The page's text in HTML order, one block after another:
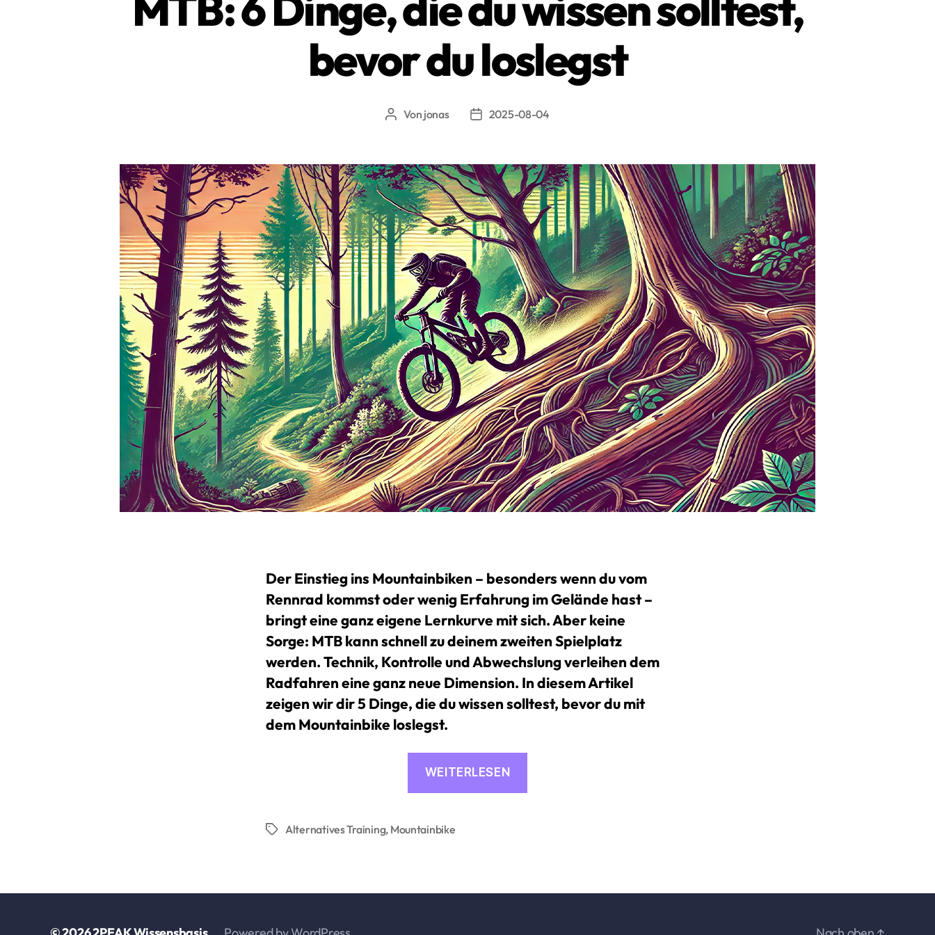
bevor du loslegst
Beitragsautor
Von jonas Beitragsdatum
2025-08-04
Der Einstieg ins Mountainbiken – besonders wenn du vom
Rennrad kommst oder wenig Erfahrung im Gelände hast –
bringt eine ganz eigene Lernkurve mit sich. Aber keine
Sorge: MTB kann schnell zu deinem zweiten Spielplatz
werden. Technik, Kontrolle und Abwechslung verleihen dem
Radfahren eine ganz neue Dimension. In diesem Artikel
zeigen wir dir 5 Dinge, die du wissen solltest, bevor du mit
dem Mountainbike loslegst.
WEITERLESEN
solltest,
Schlagwörter
Alternatives Training, Mountainbike